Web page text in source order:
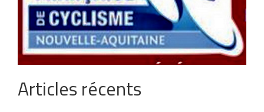
Articles récents